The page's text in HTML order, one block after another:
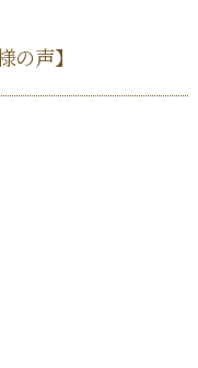
の声】